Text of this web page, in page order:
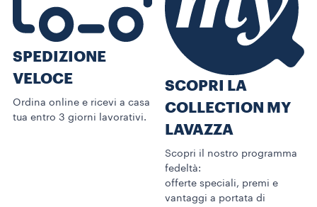
SPEDIZIONE
VELOCE
Ordina online e ricevi a casa
tua entro 3 giorni lavorativi.
SCOPRI LA
COLLECTION MY
LAVAZZA
Scopri il nostro programma
fedeltà:
offerte speciali, premi e
vantaggi a portata di